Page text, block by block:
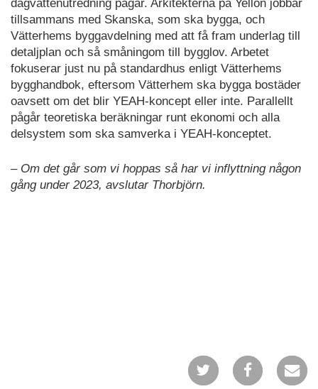
dagvattenutredning pågår. Arkitekterna på Yellon jobbar
tillsammans med Skanska, som ska bygga, och
Vätterhems byggavdelning med att få fram underlag till
detaljplan och så småningom till bygglov. Arbetet
fokuserar just nu på standardhus enligt Vätterhems
bygghandbok, eftersom Vätterhem ska bygga bostäder
oavsett om det blir YEAH-koncept eller inte. Parallellt
pågår teoretiska beräkningar runt ekonomi och alla
delsystem som ska samverka i YEAH-konceptet.
– Om det går som vi hoppas så har vi inflyttning någon
gång under 2023, avslutar Thorbjörn.